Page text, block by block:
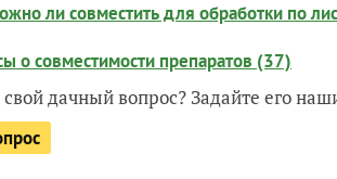
ли совместить для обработки по
о совместимости препаратов (37)
свой дачный вопрос? Задайте его